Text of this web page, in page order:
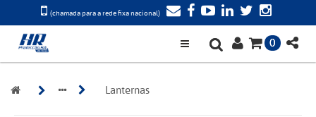
(chamada para a rede fixa nacional)
0
Lanternas